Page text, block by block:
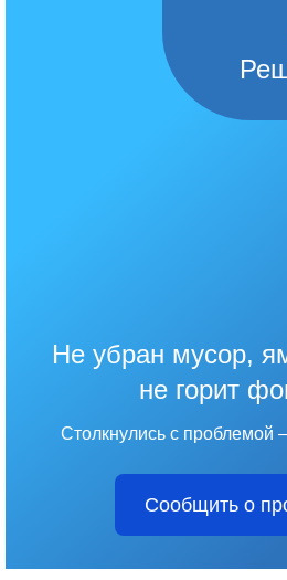
Не убран мусор,
не горит
Столкнулись с проблемой
Сообщить о